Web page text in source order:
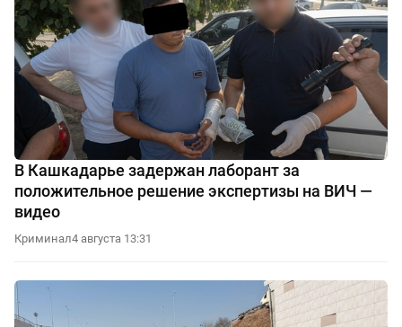
В Кашкадарье задержан лаборант за
положительное решение экспертизы на ВИЧ —
видео
Криминал4 августа 13:31